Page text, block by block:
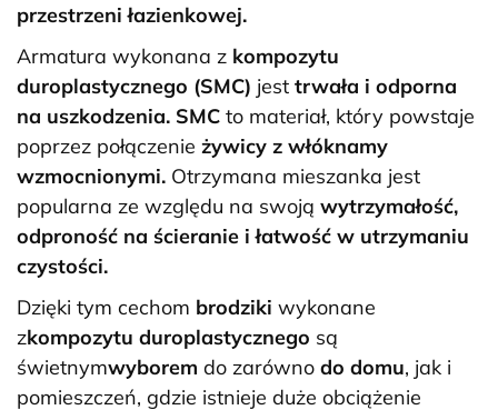
przestrzeni łazienkowej.
Armatura wykonana z kompozytu
duroplastycznego (SMC) jest trwała i odporna
na uszkodzenia. SMC to materiał, który powstaje
poprzez połączenie żywicy z włóknamy
wzmocnionymi. Otrzymana mieszanka jest
popularna ze względu na swoją wytrzymałość,
odproność na ścieranie i łatwość w utrzymaniu
czystości.
Dzięki tym cechom brodziki wykonane
zkompozytu duroplastycznego są
świetnymwyborem do zarówno do domu, jak i
pomieszczeń, gdzie istnieje duże obciążenie